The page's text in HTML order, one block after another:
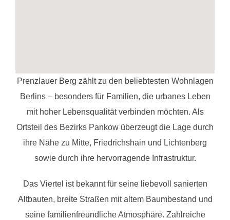
Prenzlauer Berg zählt zu den beliebtesten Wohnlagen
Berlins – besonders für Familien, die urbanes Leben
mit hoher Lebensqualität verbinden möchten. Als
Ortsteil des Bezirks Pankow überzeugt die Lage durch
ihre Nähe zu Mitte, Friedrichshain und Lichtenberg
sowie durch ihre hervorragende Infrastruktur.
Das Viertel ist bekannt für seine liebevoll sanierten
Altbauten, breite Straßen mit altem Baumbestand und
seine familienfreundliche Atmosphäre. Zahlreiche